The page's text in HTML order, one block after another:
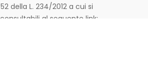
della L. 234/2012 a cui si
al seguente link: